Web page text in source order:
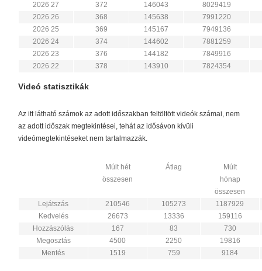
2026 27
372 146043
8029419
2026 26
368 145638
7991220
2026 25
369 145167
7949136
2026 24
374 144602
7881259
2026 23
376 144182
7849916
2026 22
378 143910 7824354
Videó statisztikák
Az itt látható számok az adott időszakban feltöltött videók számai, nem
az adott időszak megtekintései, tehát az idősávon kívüli
videómegtekintéseket nem tartalmazzák.
Múlt hét
összesen
Átlag
Múlt
hónap
összesen
Lejátszás
210546 105273
1187929
Kedvelés
26673 13336
159116
Hozzászólás
167 83
730
Megosztás
4500 2250
19816
Mentés
1519 759 9184